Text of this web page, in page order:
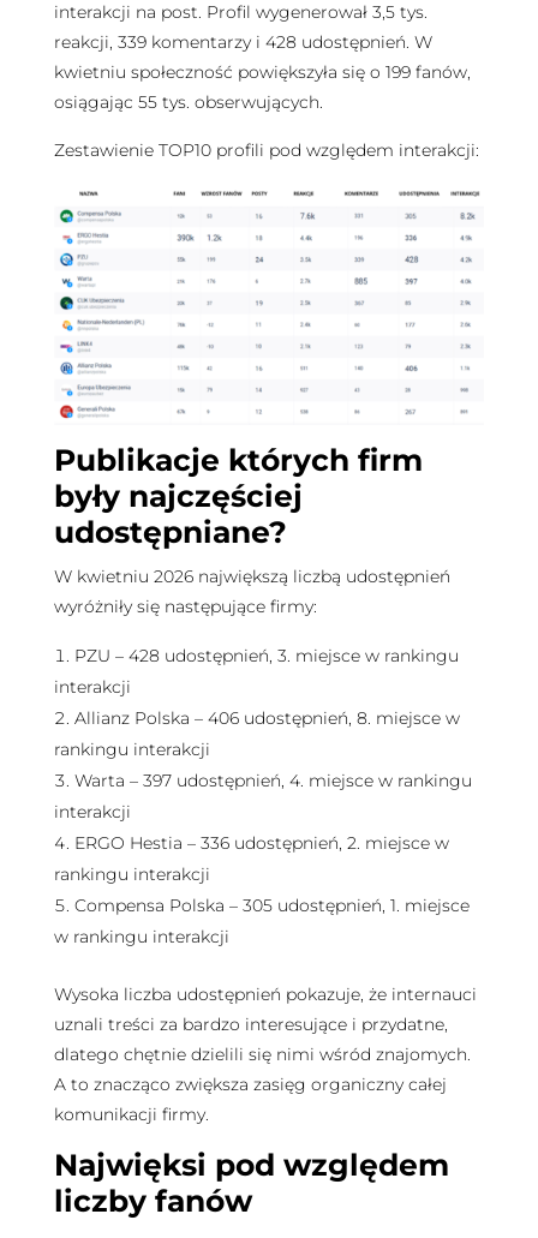
interakcji na post. Profil wygenerował 3,5 tys.
reakcji, 339 komentarzy i 428 udostępnień. W
kwietniu społeczność powiększyła się o 199 fanów,
osiągając 55 tys. obserwujących.
Zestawienie TOP10 profili pod względem interakcji:
Publikacje których firm
były najczęściej
udostępniane?
W kwietniu 2026 największą liczbą udostępnień
wyróżniły się następujące firmy:
PZU – 428 udostępnień, 3. miejsce w rankingu
interakcji
Allianz Polska – 406 udostępnień, 8. miejsce w
rankingu interakcji
Warta – 397 udostępnień, 4. miejsce w rankingu
interakcji
ERGO Hestia – 336 udostępnień, 2. miejsce w
rankingu interakcji
Compensa Polska – 305 udostępnień, 1. miejsce
w rankingu interakcji
Wysoka liczba udostępnień pokazuje, że internauci
uznali treści za bardzo interesujące i przydatne,
dlatego chętnie dzielili się nimi wśród znajomych.
A to znacząco zwiększa zasięg organiczny całej
komunikacji firmy.
Najwięksi pod względem
liczby fanów